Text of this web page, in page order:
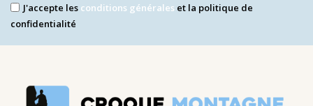
J'accepte les conditions générales et la politique de
confidentialité